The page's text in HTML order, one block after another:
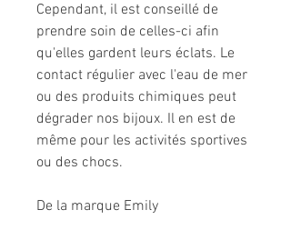
Cependant, il est conseillé de
prendre soin de celles-ci afin
qu'elles gardent leurs éclats. Le
contact régulier avec l'eau de mer
ou des produits chimiques peut
dégrader nos bijoux. Il en est de
même pour les activités sportives
ou des chocs.
De la marque Emily